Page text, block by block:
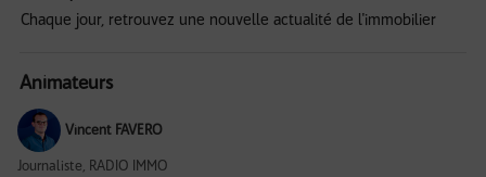
Chaque jour, retrouvez une nouvelle actualité de l'immobilier
Animateurs
Vincent FAVERO
Journaliste, RADIO IMMO